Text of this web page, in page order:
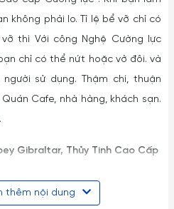
không phải lo. Tỉ lệ bể vỡ chỉ có
thì Với công Nghệ Cường lực
chỉ có thể nứt hoặc vở đôi. và
sử dụng. Thậm chí, thuận
Cafe, nhà hàng, khách sạn.
Gibraltar, Thủy Tinh Cao Cấp
Gibraltar,Thủy Tinh Cao Cấp
lớn, thân tóp ngay bụng tạo
thêm nội dung